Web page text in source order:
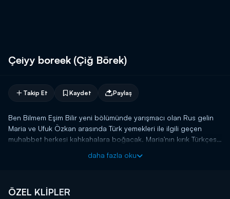
Çeiyy boreek (Çiğ Börek)
Takip Et Kaydet Paylaş
Ben Bilmem Eşim Bilir yeni bölümünde yarışmacı olan Rus gelin
Maria ve Ufuk Özkan arasında Türk yemekleri ile ilgili geçen
muhabbet herkesi kahkahalara boğacak. Maria'nın kırık Türkçesi
daha fazla oku
ÖZEL KLİPLER